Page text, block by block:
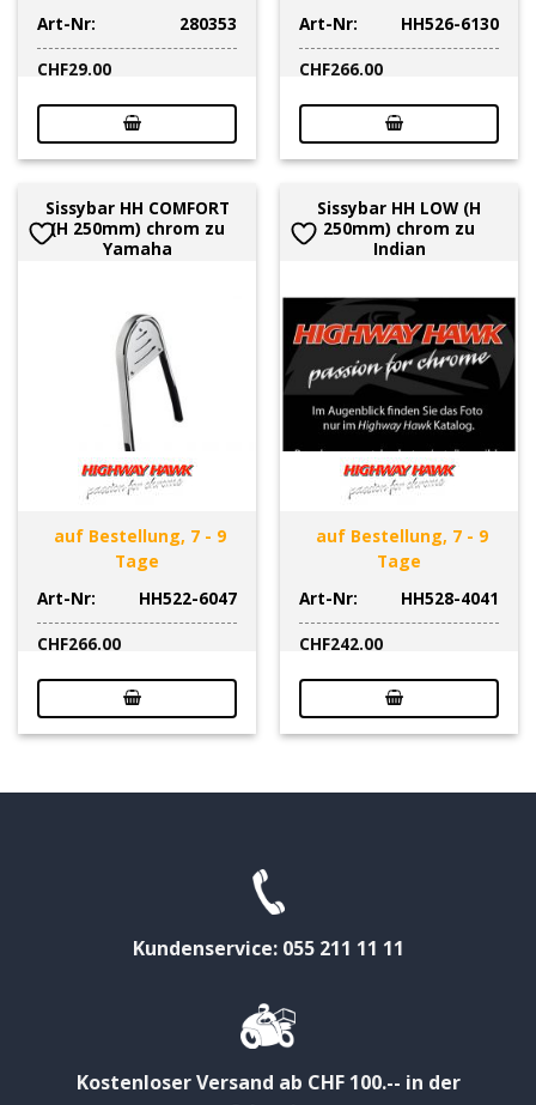
Art-Nr:
280353
CHF29.00
Art-Nr:
HH526-6130
CHF266.00
Sissybar HH COMFORT
(H 250mm) chrom zu
Yamaha
auf Bestellung, 7 - 9
Tage
Art-Nr:
HH522-6047
CHF266.00
Sissybar HH LOW (H
250mm) chrom zu
Indian
auf Bestellung, 7 - 9
Tage
Art-Nr:
HH528-4041
CHF242.00
Kundenservice: 055 211 11 11
Kostenloser Versand ab CHF 100.-- in der